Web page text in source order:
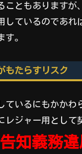
こともありますが
しているのであれ
す。
もたらすリスク
ているにもかかわ
レジャー用として
知義務